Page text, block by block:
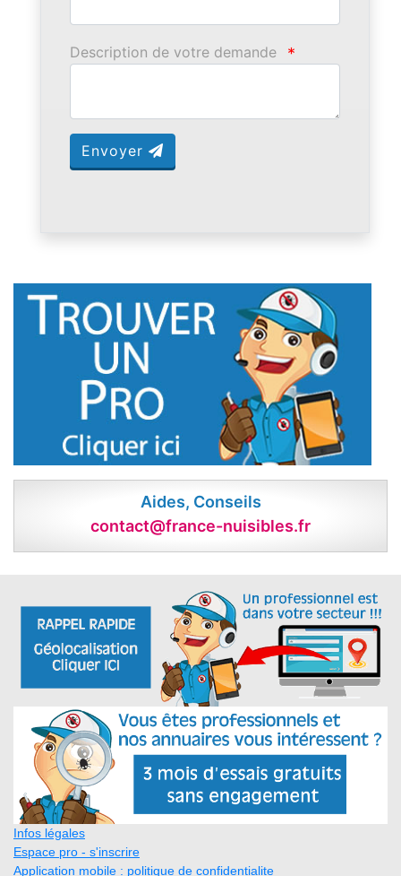
Description de votre demande *
Envoyer
Aides, Conseils
contact@france-nuisibles.fr
Infos légales
Espace pro - s'inscrire
Application mobile : politique de confidentialite